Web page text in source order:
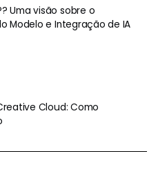
Uma visão sobre o
Modelo e Integração de IA
Cloud: Como